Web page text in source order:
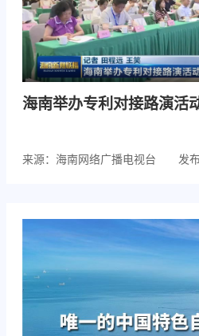
海南举办专利对接路演活
来源：海南网络广播电视台 发